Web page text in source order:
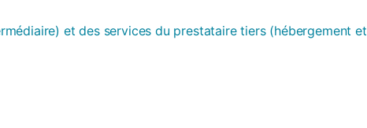
et des services du prestataire tiers (hébergement et